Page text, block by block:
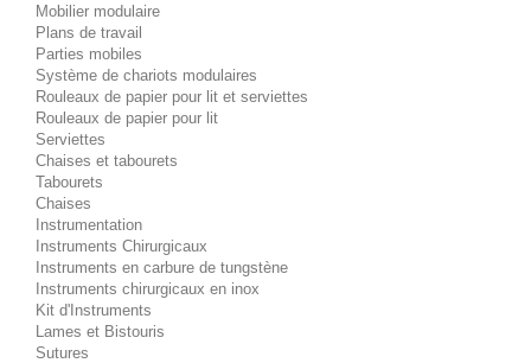
Mobilier modulaire
Plans de travail
Parties mobiles
Système de chariots modulaires
Rouleaux de papier pour lit et serviettes
Rouleaux de papier pour lit
Serviettes
Chaises et tabourets
Tabourets
Chaises
Instrumentation
Instruments Chirurgicaux
Instruments en carbure de tungstène
Instruments chirurgicaux en inox
Kit d'Instruments
Lames et Bistouris
Sutures